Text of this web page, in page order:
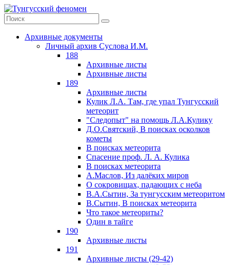
Архивные документы
Личный архив Суслова И.М.
188
Архивные листы
Архивные листы
189
Архивные листы
Кулик Л.А. Там, где упал Тунгусский
метеорит
"Следопыт" на помощь Л.А.Кулику
Д.О.Святский, В поисках осколков
кометы
В поисках метеорита
Спасение проф. Л. А. Кулика
В поисках метеорита
А.Маслов, Из далёких миров
О сокровищах, падающих с неба
В.А.Сытин, За тунгусским метеоритом
В.Сытин, В поисках метеорита
Что такое метеориты?
Один в тайге
190
Архивные листы
191
Архивные листы (29-42)